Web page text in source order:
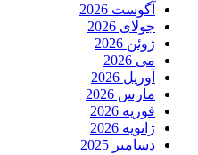
آگوست 2026
جولای 2026
ژوئن 2026
می 2026
آوریل 2026
مارس 2026
فوریه 2026
ژانویه 2026
دسامبر 2025